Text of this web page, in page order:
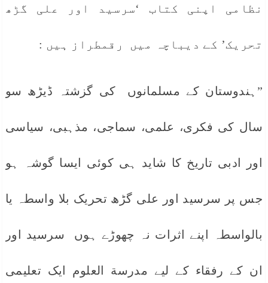
نظامی اپنی کتاب ‘سرسید اور علی گڑھ
تحریک’ کے دیباچہ میں رقمطراز ہیں :
”ہندوستان کے مسلمانوں کی گزشتہ ڈیڑھ سو
سال کی فکری، علمی، سماجی، مذہبی، سیاسی
اور ادبی تاریخ کا شاید ہی کوئی ایسا گوشہ ہو
جس پر سرسید اور علی گڑھ تحریک بلا واسطہ یا
بالواسطہ اپنے اثرات نہ چھوڑے ہوں سرسید اور
ان کے رفقاء کے لیے مدرسة العلوم ایک تعلیمی